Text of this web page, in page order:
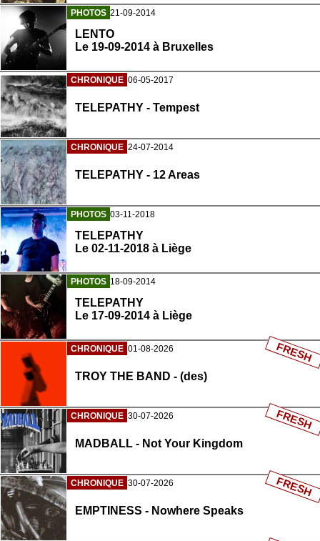
PHOTOS 21-09-2014
LENTO
Le 19-09-2014 à Bruxelles
CHRONIQUE 06-05-2017
TELEPATHY - Tempest
CHRONIQUE 24-07-2014
TELEPATHY - 12 Areas
PHOTOS 03-11-2018
TELEPATHY
Le 02-11-2018 à Liège
PHOTOS 18-09-2014
TELEPATHY
Le 17-09-2014 à Liège
CHRONIQUE 01-08-2026
TROY THE BAND - (des)
FRESH
CHRONIQUE 30-07-2026
MADBALL - Not Your Kingdom
FRESH
CHRONIQUE 30-07-2026
EMPTINESS - Nowhere Speaks
FRESH